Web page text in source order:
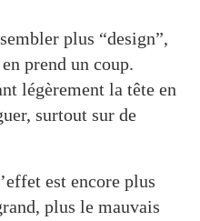
plus “design”,
prend un coup.
légèrement la tête en
surtout sur de
est encore plus
plus le mauvais